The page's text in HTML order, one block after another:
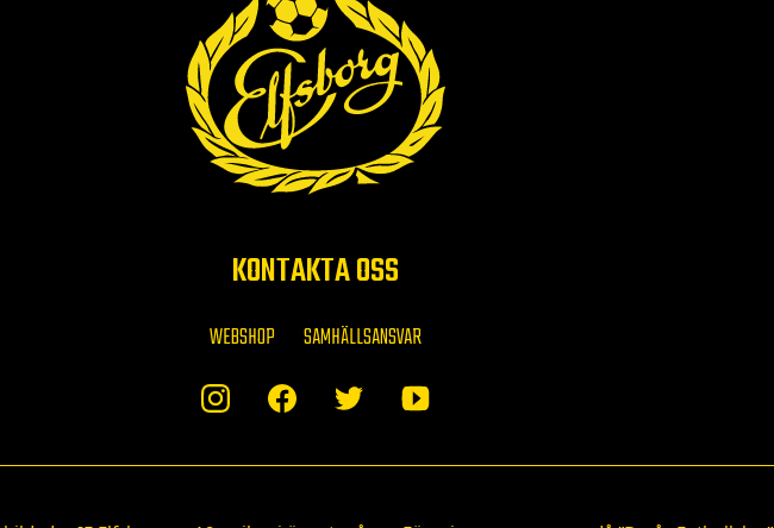
KONTAKTA OSS
WEBSHOP SAMHÄLLSANSVAR